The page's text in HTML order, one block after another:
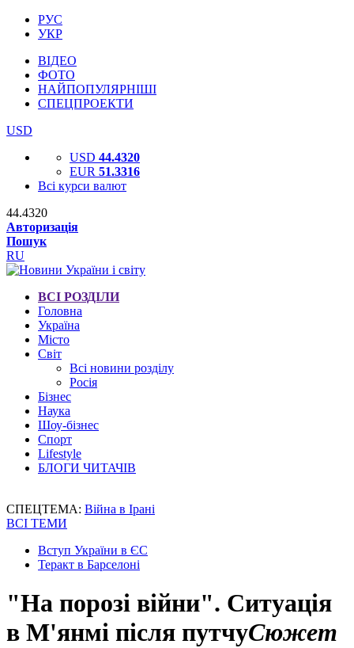
РУС
УКР
ВІДЕО
ФОТО
НАЙПОПУЛЯРНІШІ
СПЕЦПРОЕКТИ
USD
USD 44.4320
EUR 51.3316
Всі курси валют
44.4320
Авторизація
Пошук
RU
ВСІ РОЗДІЛИ
Головна
Україна
Місто
Світ
Всі новини розділу
Росія
Бізнес
Наука
Шоу-бізнес
Спорт
Lifestyle
БЛОГИ ЧИТАЧІВ
СПЕЦТЕМА: Війна в Ірані
ВСІ ТЕМИ
Вступ України в ЄС
Теракт в Барселоні
"На порозі війни". Ситуація
в М'янмі після путчуСюжет